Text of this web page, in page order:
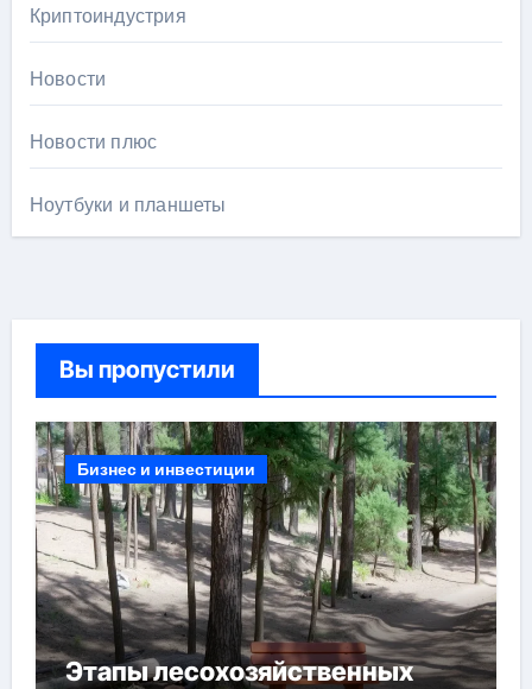
Криптоиндустрия
Новости
Новости плюс
Ноутбуки и планшеты
Вы пропустили
Бизнес и инвестиции
Этапы лесохозяйственных